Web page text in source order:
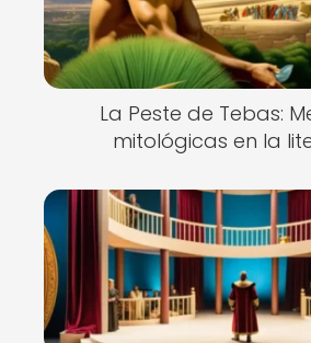
La Peste de Tebas:
mitológicas en la